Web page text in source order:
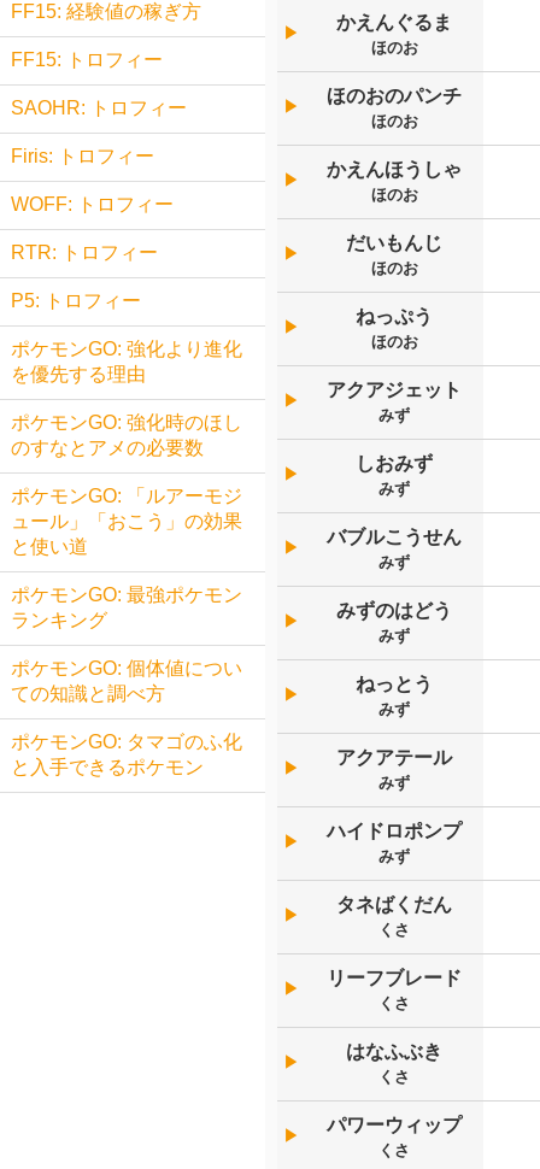
▶︎
かえんぐるま
ほのお
▶︎
ほのおのパンチ
ほのお
▶︎
かえんほうしゃ
ほのお
▶︎
だいもんじ
ほのお
▶︎
ねっぷう
ほのお
▶︎
アクアジェット
みず
▶︎
しおみず
みず
▶︎
バブルこうせん
みず
▶︎
みずのはどう
みず
▶︎
ねっとう
みず
▶︎
アクアテール
みず
▶︎
ハイドロポンプ
みず
▶︎
タネばくだん
くさ
▶︎
リーフブレード
くさ
▶︎
はなふぶき
くさ
▶︎
パワーウィップ
くさ
FF15: 経験値の稼ぎ方
FF15: トロフィー
SAOHR: トロフィー
Firis: トロフィー
WOFF: トロフィー
RTR: トロフィー
P5: トロフィー
ポケモンGO: 強化より進化
を優先する理由
ポケモンGO: 強化時のほし
のすなとアメの必要数
ポケモンGO: 「ルアーモジ
ュール」「おこう」の効果
と使い道
ポケモンGO: 最強ポケモン
ランキング
ポケモンGO: 個体値につい
ての知識と調べ方
ポケモンGO: タマゴのふ化
と入手できるポケモン